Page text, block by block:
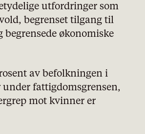
utfordringer som
begrenset tilgang til
økonomiske
av befolkningen i
under fattigdomsgrensen,
mot kvinner er